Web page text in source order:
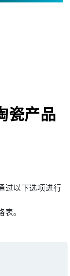
瓷产品
过以下选项进行
表。